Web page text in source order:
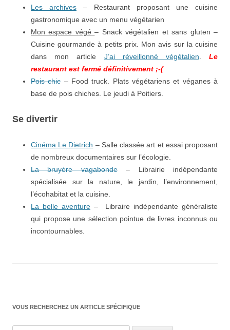
Les archives – Restaurant proposant une cuisine
gastronomique avec un menu végétarien
Mon espace végé– Snack végétalien et sans gluten –
Cuisine gourmande à petits prix. Mon avis sur la cuisine
dans mon article J’ai réveillonné végétalien .Le
restaurant est fermé définitivement ;-(
Pois chic– Food truck. Plats végétariens et véganes à
base de pois chiches. Le jeudi à Poitiers.
Se divertir
Cinéma Le Dietrich – Salle classée art et essai proposant
de nombreux documentaires sur l’écologie.
La bruyère vagabonde– Librairie indépendante
spécialisée sur la nature, le jardin, l’environnement,
l’écohabitat et la cuisine.
La belle aventure – Libraire indépendante généraliste
qui propose une sélection pointue de livres inconnus ou
incontournables.
VOUS RECHERCHEZ UN ARTICLE SPÉCIFIQUE